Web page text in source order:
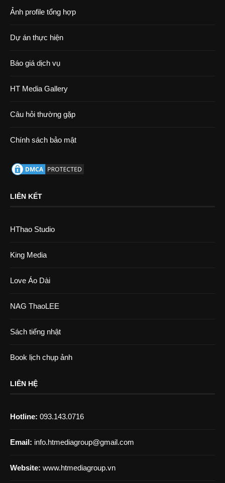
Ảnh profile tổng hợp
Dự án thực hiện
Báo giá dịch vụ
HT Media Gallery
Câu hỏi thường gặp
Chính sách bảo mật
LIÊN KẾT
HThao Studio
King Media
Love Áo Dài
NAG ThaoLEE
Sách tiếng nhật
Book lịch chụp ảnh
LIÊN HỆ
Hotline: 093.143.0716
Email: info.htmediagroup@gmail.com
Website: www.htmediagroup.vn